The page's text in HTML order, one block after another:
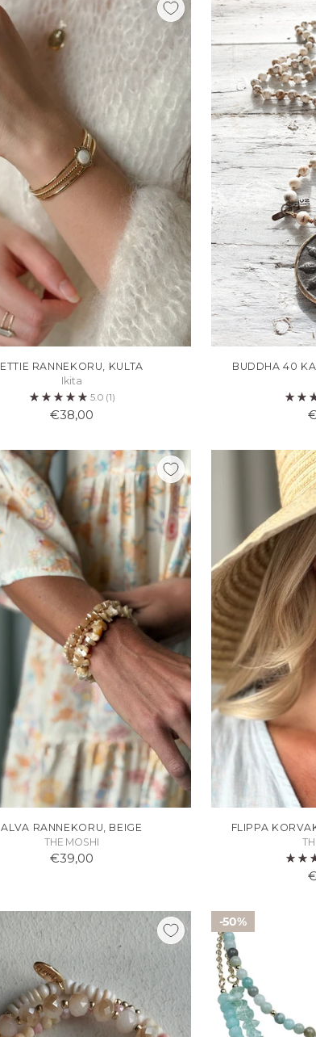
ETTIE RANNEKORU, KULTA
Ikita
5.0 (1)
€38,00
BUDDHA 40
ALVA RANNEKORU, BEIGE
THE MOSHI
€39,00
FLIPPA
50%